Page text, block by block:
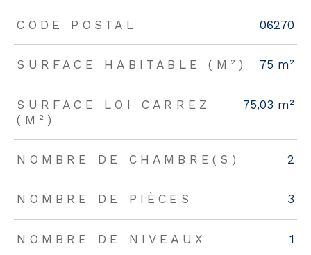
TRAD_ZEPHYR_Caracteristique TRAD_ZEPHYR_Valeurs
CODE POSTAL 06270
SURFACE HABITABLE (M²) 75 m²
SURFACE LOI CARREZ
(M²)
75,03 m²
NOMBRE DE CHAMBRE(S) 2
NOMBRE DE PIÈCES 3
NOMBRE DE NIVEAUX 1